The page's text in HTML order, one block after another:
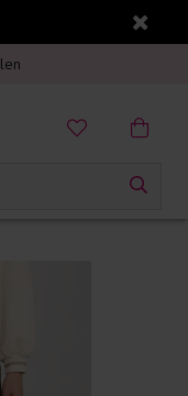
vanaf €75,-
vanaf €75,-